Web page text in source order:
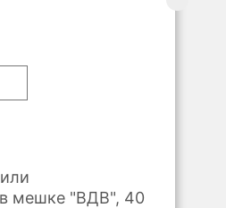
в мешке "ВДВ", 40